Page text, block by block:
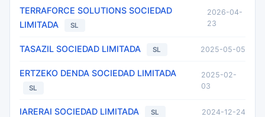
TERRAFORCE SOLUTIONS SOCIEDAD
LIMITADA
SL
2026-04-
23
TASAZIL SOCIEDAD LIMITADA SL 2025-05-05
ERTZEKO DENDA SOCIEDAD LIMITADA
SL
2025-02-
03
IARERAI SOCIEDAD LIMITADA SL 2024-12-24